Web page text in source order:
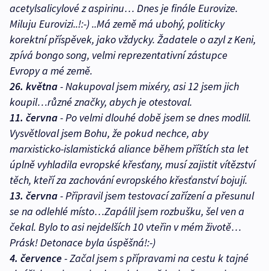
acetylsalicylové z aspirinu… Dnes je finále Eurovize.
Miluju Eurovizi..!:-) ..Má země má ubohý, politicky
korektní příspěvek, jako vždycky. Žadatele o azyl z Keni,
zpívá bongo song, velmi reprezentativní zástupce
Evropy a mé země.
26. května- Nakupoval jsem mixéry, asi 12 jsem jich
koupil…různé značky, abych je otestoval.
11. června- Po velmi dlouhé době jsem se dnes modlil.
Vysvětloval jsem Bohu, že pokud nechce, aby
marxisticko-islamistická aliance během příštích sta let
úplně vyhladila evropské křesťany, musí zajistit vítězství
těch, kteří za zachování evropského křesťanství bojují.
13. června- Připravil jsem testovací zařízení a přesunul
se na odlehlé místo…Zapálil jsem rozbušku, šel ven a
čekal. Bylo to asi nejdelších 10 vteřin v mém životě…
Prásk! Detonace byla úspěšná!:-)
4. července- Začal jsem s přípravami na cestu k tajné